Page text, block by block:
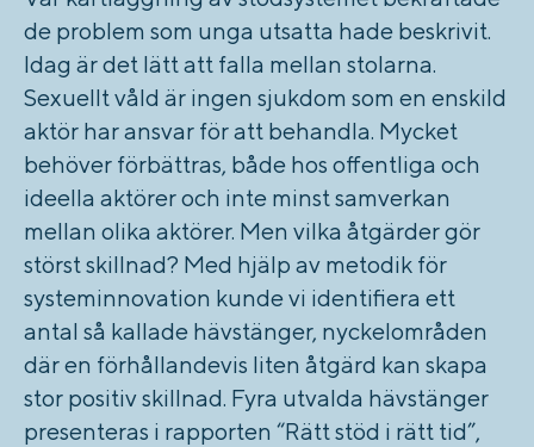
de problem som unga utsatta hade beskrivit.
Idag är det lätt att falla mellan stolarna.
Sexuellt våld är ingen sjukdom som en enskild
aktör har ansvar för att behandla. Mycket
behöver förbättras, både hos offentliga och
ideella aktörer och inte minst samverkan
mellan olika aktörer. Men vilka åtgärder gör
störst skillnad? Med hjälp av metodik för
systeminnovation kunde vi identifiera ett
antal så kallade hävstänger, nyckelområden
där en förhållandevis liten åtgärd kan skapa
stor positiv skillnad. Fyra utvalda hävstänger
presenteras i rapporten “Rätt stöd i rätt tid”,